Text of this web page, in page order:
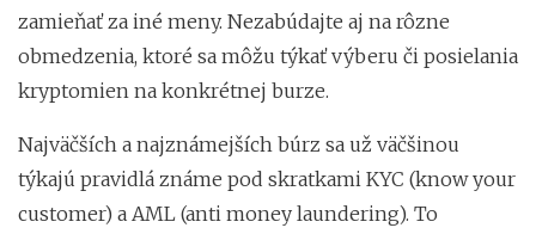
zamieňať za iné meny. Nezabúdajte aj na rôzne
obmedzenia, ktoré sa môžu týkať výberu či posielania
kryptomien na konkrétnej burze.
Najväčších a najznámejších búrz sa už väčšinou
týkajú pravidlá známe pod skratkami KYC (know your
customer) a AML (anti money laundering). To